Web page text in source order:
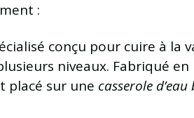
:
conçu pour cuire à
niveaux. Fabriqué
placé sur une casserole